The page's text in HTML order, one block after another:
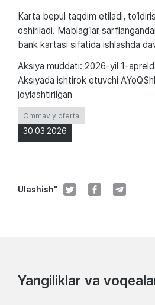
30.03.2026
Ulashish"
Karta bepul taqdim etiladi,
oshiriladi. Mablag‘lar
bank kartasi sifatida ishlashda
Aksiya muddati: 2026-yil 1-
Aksiyada ishtirok etuvchi
joylashtirilgan
Ommaviy oferta
Yangiliklar va